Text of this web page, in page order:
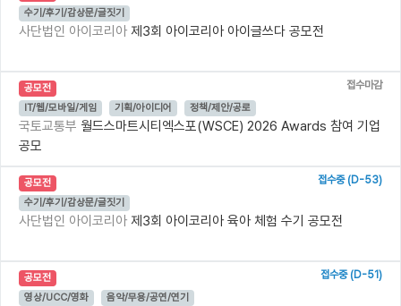
수기/후기/감상문/글짓기
사단법인 아이코리아 제3회 아이코리아 아이글쓰다 공모전
공모전
접수마감
IT/웹/모바일/게임
기획/아이디어 정책/제안/공로
국토교통부 월드스마트시티엑스포(WSCE) 2026 Awards 참여 기업
공모
공모전
접수중 (D-53)
수기/후기/감상문/글짓기
사단법인 아이코리아 제3회 아이코리아 육아 체험 수기 공모전
공모전
접수중 (D-51)
영상/UCC/영화
음악/무용/공연/연기